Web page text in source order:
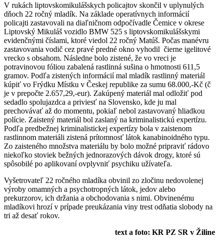
V rukách liptovskomikulášskych policajtov skončil v uplynulých
dňoch 22 ročný mladík. Na základe operatívnych informácií
policajti zastavovali na diaľničnom odpočívadle Čemice v okrese
Liptovský Mikuláš vozidlo BMW 525 s liptovskomikulášskymi
evidenčnými číslami, ktoré viedol 22 ročný Matúš. Počas manévru
zastavovania vodič cez pravé predné okno vyhodil čierne igelitové
vrecko s obsahom. Následne bolo zistené, že vo vreci je
potravinovou fóliou zabalená rastlinná sušina o hmotnosti 611,5
gramov. Podľa zistených informácií mal mladík rastlinný materiál
kúpiť vo Frýdku Místku v Českej republike za sumu 68.000,-Kč (č
je v prepočte 2.657,29,-eur). Zakúpený materiál mal odložiť pod
sedadlo spolujazdca a priviesť na Slovensko, kde ju mal
prechovávať až do momentu, pokiaľ nebol zastavovaný hliadkou
polície. Zaistený materiál bol zaslaný na kriminalistickú expertízu.
Podľa predbežnej kriminalistickej expertízy bola v zaistenom
rastlinnom materiáli zistená prítomnosť látok kanabinoidného typu.
Zo zaisteného množstva materiálu by bolo možné pripraviť rádovo
niekoľko stoviek bežných jednorazových dávok drogy, ktoré sú
spôsobilé po aplikovaní ovplyvniť psychiku užívateľa.
Vyšetrovateľ 22 ročného mladíka obvinil zo zločinu nedovolenej
výroby omamných a psychotropných látok, jedov alebo
prekurzorov, ich držania a obchodovania s nimi. Obvinenému
mladíkovi hrozí v prípade preukázania viny trest odňatia slobody na
tri až desať rokov.
text a foto: KR PZ SR v Žiline